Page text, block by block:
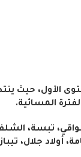
الأول، حيث
المسائية.
تبسة،
جلال،